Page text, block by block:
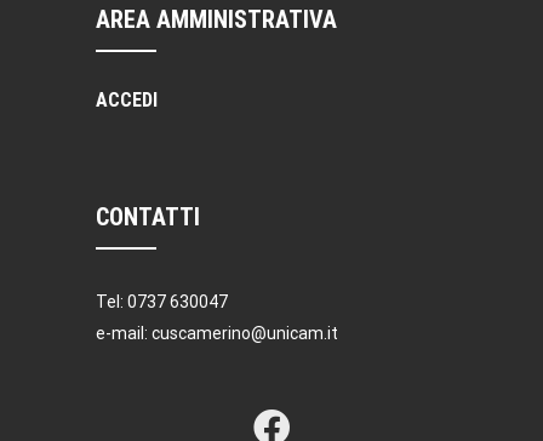
AREA AMMINISTRATIVA
ACCEDI
CONTATTI
Tel: 0737 630047
e-mail: cuscamerino@unicam.it